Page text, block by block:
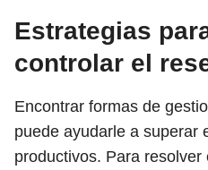
Estrategias
controlar el
Encontrar formas de
puede ayudarle a superar
productivos. Para